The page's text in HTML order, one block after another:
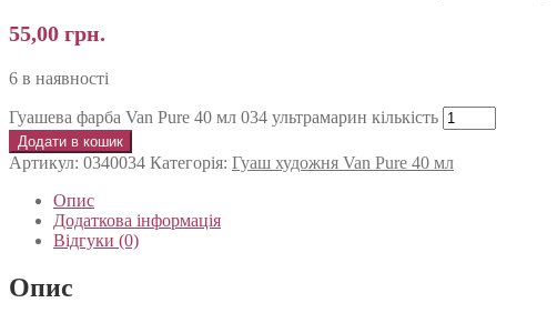
55,00 грн.
6 в наявності
Гуашева фарба Van Pure 40 мл 034 ультрамарин кількість
Додати в кошик
Артикул: 0340034 Категорія: Гуаш художня Van Pure 40 мл
Опис
Додаткова інформація
Відгуки (0)
Опис